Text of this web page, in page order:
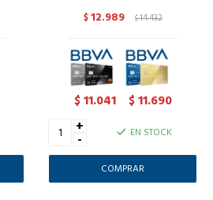
$12.989 $14.432
$11.041 $11.690
+
- EN STOCK